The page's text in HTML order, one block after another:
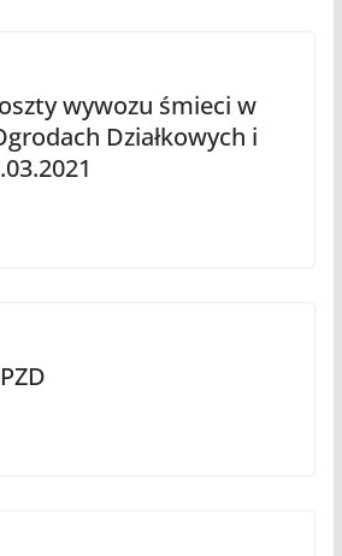
wywozu śmieci w
Działkowych i